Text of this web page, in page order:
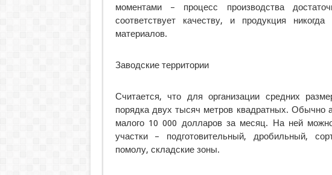
моментами – процесс производства
соответствует качеству, и продукция
материалов.
Заводские территории
Считается, что для организации средних
порядка двух тысяч метров квадратных. Обычно
малого 10 000 долларов за месяц. На ней
участки – подготовительный, дробильный,
помолу, складские зоны.